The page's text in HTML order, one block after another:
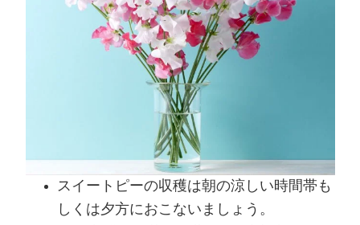
スイートピーの収穫は朝の涼しい時間帯も
しくは夕方におこないましょう。